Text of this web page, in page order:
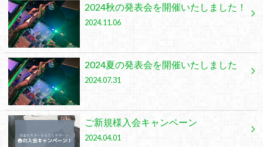
2024秋の発表会を開催いたしました！
2024.11.06
2024夏の発表会を開催いたしました
2024.07.31
ご新規様入会キャンペーン
2024.04.01